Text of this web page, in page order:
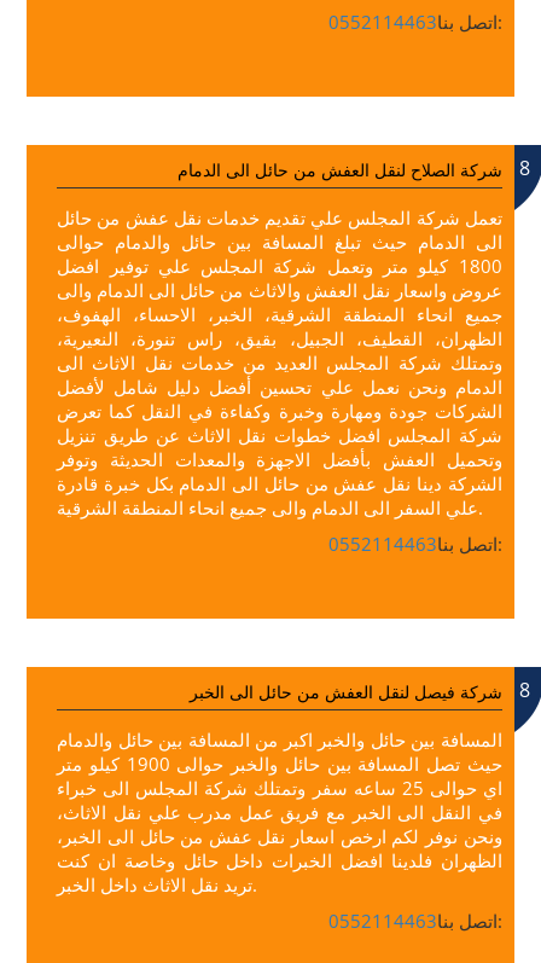
0552114463
اتصل بنا:
8 شركة الصلاح لنقل العفش من حائل الى الدمام
تعمل شركة المجلس علي تقديم خدمات نقل عفش من حائل
الى الدمام حيث تبلغ المسافة بين حائل والدمام حوالى
1800 كيلو متر وتعمل شركة المجلس علي توفير افضل
عروض واسعار نقل العفش والاثاث من حائل الى الدمام والى
جميع انحاء المنطقة الشرقية، الخبر، الاحساء، الهفوف،
الظهران، القطيف، الجبيل، بقيق، راس تنورة، النعيرية،
وتمتلك شركة المجلس العديد من خدمات نقل الاثاث الى
الدمام ونحن نعمل علي تحسين أفضل دليل شامل لأفضل
الشركات جودة ومهارة وخبرة وكفاءة في النقل كما تعرض
شركة المجلس افضل خطوات نقل الاثاث عن طريق تنزيل
وتحميل العفش بأفضل الاجهزة والمعدات الحديثة وتوفر
الشركة دينا نقل عفش من حائل الى الدمام بكل خبرة قادرة
علي السفر الى الدمام والى جميع انحاء المنطقة الشرقية.
0552114463
اتصل بنا:
8 شركة فيصل لنقل العفش من حائل الى الخبر
المسافة بين حائل والخبر اكبر من المسافة بين حائل والدمام
حيث تصل المسافة بين حائل والخبر حوالى 1900 كيلو متر
اي حوالى 25 ساعه سفر وتمتلك شركة المجلس الى خبراء
في النقل الى الخبر مع فريق عمل مدرب علي نقل الاثاث،
ونحن نوفر لكم ارخص اسعار نقل عفش من حائل الى الخبر،
الظهران فلدينا افضل الخبرات داخل حائل وخاصة ان كنت
تريد نقل الاثاث داخل الخبر.
0552114463
اتصل بنا: